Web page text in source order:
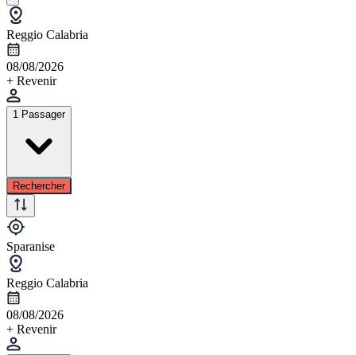
Reggio Calabria
08/08/2026
+ Revenir
1 Passager
Rechercher
Sparanise
Reggio Calabria
08/08/2026
+ Revenir